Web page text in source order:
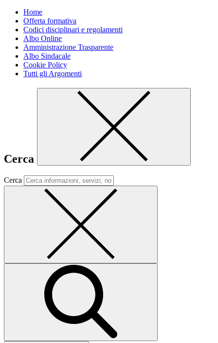
Home
Offerta formativa
Codici disciplinari e regolamenti
Albo Online
Amministrazione Trasparente
Albo Sindacale
Cookie Policy
Tutti gli Argomenti
Cerca
Cerca